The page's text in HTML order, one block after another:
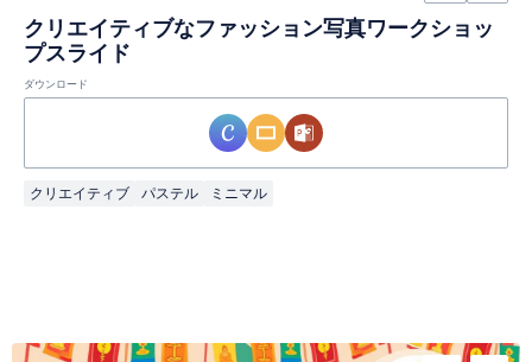
クリエイティブなファッション写真ワークショッ
プスライド
ダウンロード
クリエイティブ パステル ミニマル